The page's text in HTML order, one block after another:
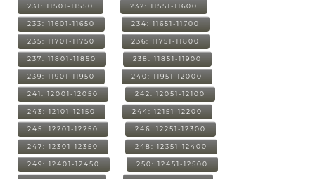
231: 11501-11550 232: 11551-11600
233: 11601-11650 234: 11651-11700
235: 11701-11750 236: 11751-11800
237: 11801-11850 238: 11851-11900
239: 11901-11950 240: 11951-12000
241: 12001-12050 242: 12051-12100
243: 12101-12150 244: 12151-12200
245: 12201-12250 246: 12251-12300
247: 12301-12350 248: 12351-12400
249: 12401-12450 250: 12451-12500